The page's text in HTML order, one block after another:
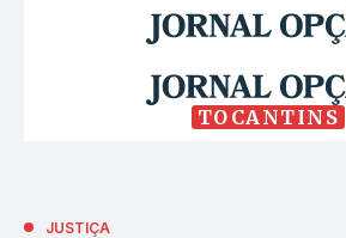
TOCANTINS
JUSTIÇA